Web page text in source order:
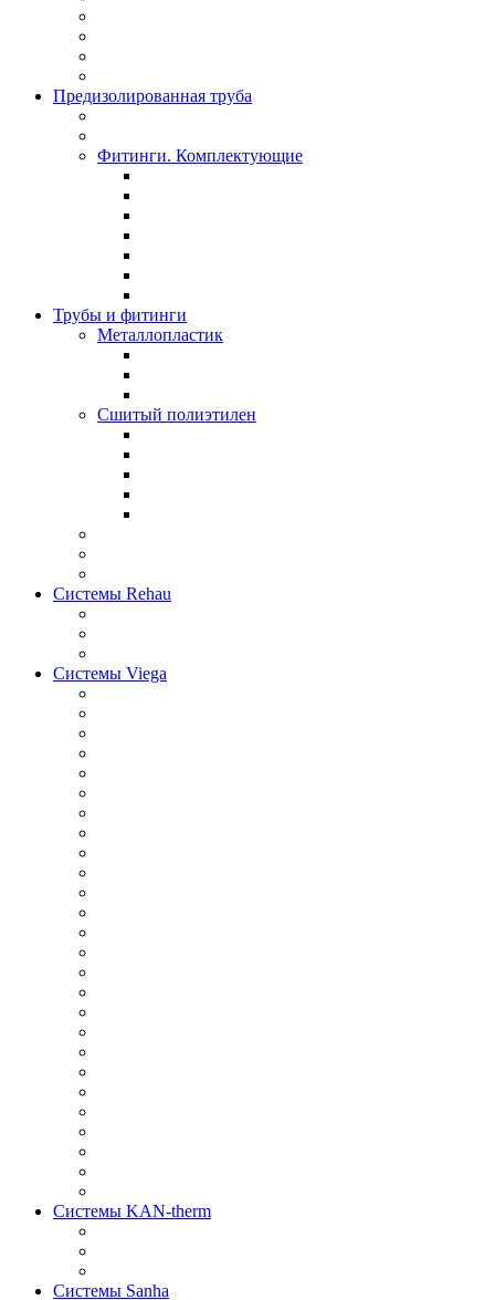
Предизолированная труба
Фитинги. Комплектующие
Трубы и фитинги
Металлопластик
Сшитый полиэтилен
Системы Rehau
Системы Viega
Системы KAN-therm
Системы Sanha